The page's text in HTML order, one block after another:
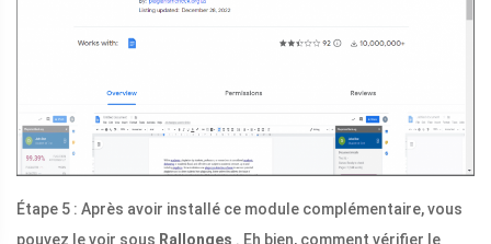
Étape 5 : Après avoir installé ce module complémentaire, vous
pouvez le voir sous Rallonges . Eh bien, comment vérifier le